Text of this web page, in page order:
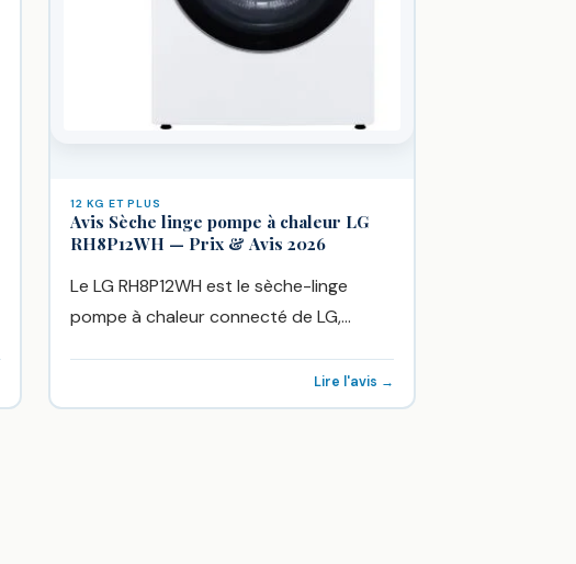
12 KG ET PLUS
Avis Sèche linge pompe à chaleur LG
RH8P12WH — Prix & Avis 2026
Le LG RH8P12WH est le sèche-linge
pompe à chaleur connecté de LG,
Lire l'avis →